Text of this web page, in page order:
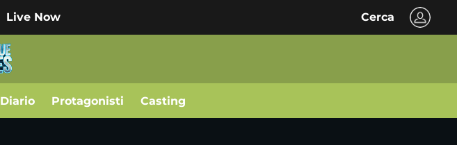
Live Now Cerca
Diario Protagonisti Casting